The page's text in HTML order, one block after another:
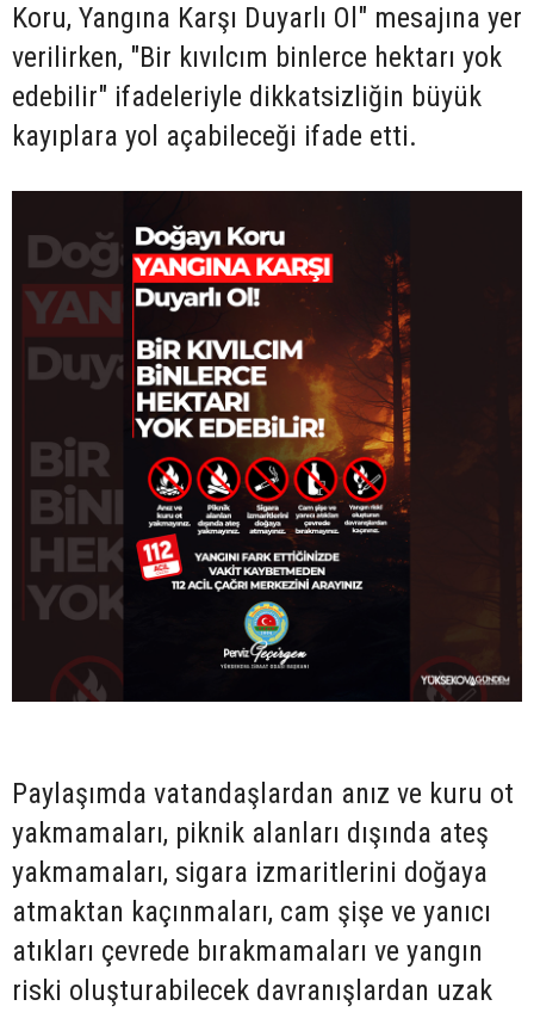
Koru, Yangına Karşı Duyarlı Ol" mesajına yer
verilirken, "Bir kıvılcım binlerce hektarı yok
edebilir" ifadeleriyle dikkatsizliğin büyük
kayıplara yol açabileceği ifade etti.
Paylaşımda vatandaşlardan anız ve kuru ot
yakmamaları, piknik alanları dışında ateş
yakmamaları, sigara izmaritlerini doğaya
atmaktan kaçınmaları, cam şişe ve yanıcı
atıkları çevrede bırakmamaları ve yangın
riski oluşturabilecek davranışlardan uzak